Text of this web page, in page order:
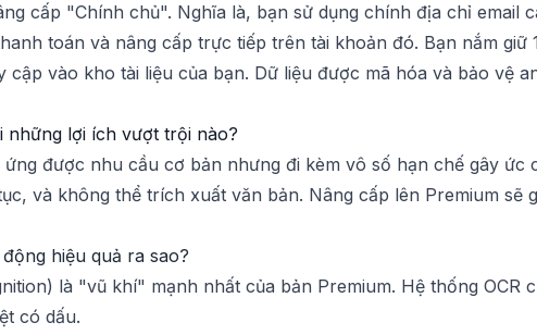
cấp "Chính chủ". Nghĩa là, bạn sử dụng chính địa chỉ email
toán và nâng cấp trực tiếp trên tài khoản đó. Bạn nắm giữ
vào kho tài liệu của bạn. Dữ liệu được mã hóa và bảo vệ
những lợi ích vượt trội nào?
được nhu cầu cơ bản nhưng đi kèm vô số hạn chế gây
và không thể trích xuất văn bản. Nâng cấp lên Premium sẽ
hiệu quả ra sao?
là "vũ khí" mạnh nhất của bản Premium. Hệ thống OCR
có dấu.